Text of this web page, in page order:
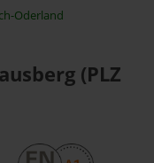
Oderland
(PLZ